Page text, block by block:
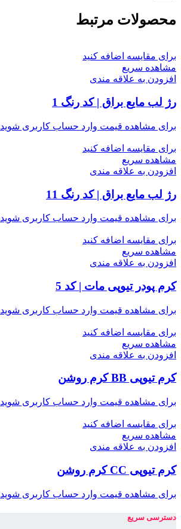
محصولات مرتبط
برای مقایسه اضافه کنید
مشاهده سریع
افزودن به علاقه مندی
رژ لب مایع براق | کد رنگ 1
برای مشاهده قیمت وارد حساب کاربری شوید
برای مقایسه اضافه کنید
مشاهده سریع
افزودن به علاقه مندی
رژ لب مایع براق | کد رنگ 11
برای مشاهده قیمت وارد حساب کاربری شوید
برای مقایسه اضافه کنید
مشاهده سریع
افزودن به علاقه مندی
کرم پودر تیوپی مات | کد 5
برای مشاهده قیمت وارد حساب کاربری شوید
برای مقایسه اضافه کنید
مشاهده سریع
افزودن به علاقه مندی
کرم تیوپی BB کرم روشن
برای مشاهده قیمت وارد حساب کاربری شوید
برای مقایسه اضافه کنید
مشاهده سریع
افزودن به علاقه مندی
کرم تیوپی CC کرم روشن
برای مشاهده قیمت وارد حساب کاربری شوید
دسترسی سریع